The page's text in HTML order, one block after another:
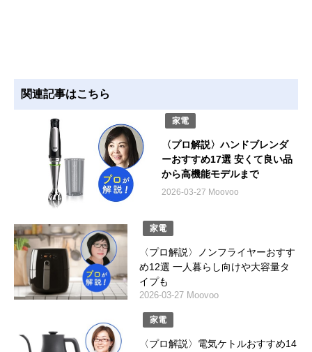
関連記事はこちら
家電
〈プロ解説〉ハンドブレンダ
ーおすすめ17選 安くて良い品
から高機能モデルまで
2026-03-27 Moovoo
家電
〈プロ解説〉ノンフライヤーおすす
め12選 一人暮らし向けや大容量タ
イプも
2026-03-27 Moovoo
家電
〈プロ解説〉電気ケトルおすすめ14